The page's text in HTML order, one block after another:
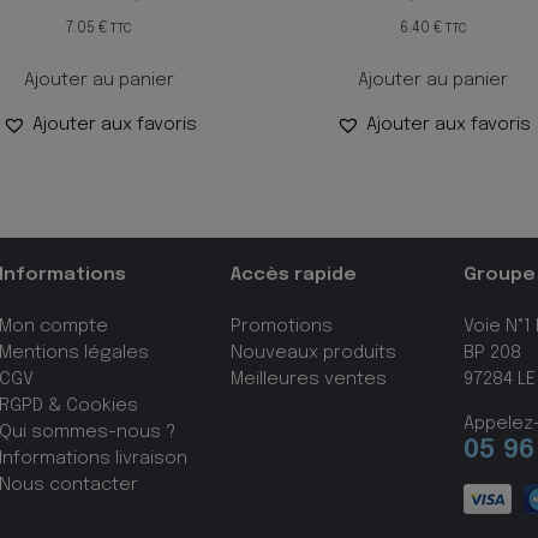
7.05€ TTC
Ajouter au panier
Ajouter aux favoris
6.40 € TTC
Ajouter au panier
Ajouter aux favoris
compte
légales
& Cookies
sommes-nous ?
livraison
contacter
Accès rapide
Promotions
Nouveaux produits
Meilleures ventes
Groupe
Voie
BP 208
97284
05 96